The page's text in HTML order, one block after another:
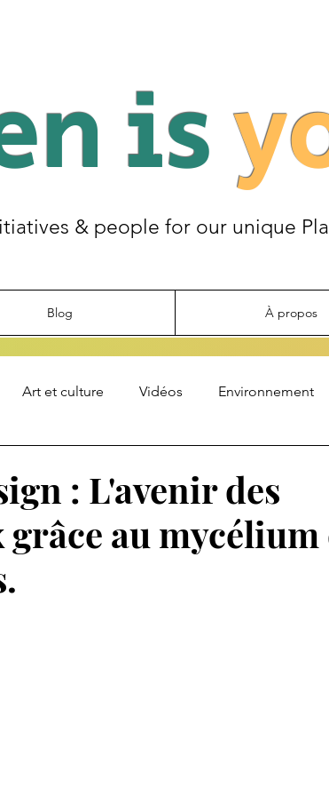
is
& people for our unique
Blog À propos
Art et culture Vidéos Environnement
: L'avenir des
au mycélium